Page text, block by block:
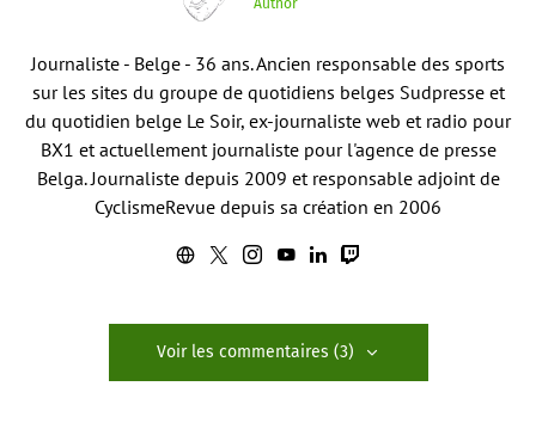
Author
Journaliste - Belge - 36 ans. Ancien responsable des sports
sur les sites du groupe de quotidiens belges Sudpresse et
du quotidien belge Le Soir, ex-journaliste web et radio pour
BX1 et actuellement journaliste pour l'agence de presse
Belga. Journaliste depuis 2009 et responsable adjoint de
CyclismeRevue depuis sa création en 2006
Voir les commentaires (3)